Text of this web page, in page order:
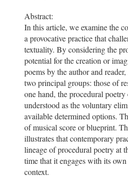
Abstract:
In this article, we examine the
a provocative practice that
textuality. By considering the
potential for the creation or
poems by the author and
two principal groups: those of
one hand, the procedural
understood as the voluntary
available determined options.
of musical score or blueprint.
illustrates that contemporary
lineage of procedural poetry at
time that it engages with its
context.